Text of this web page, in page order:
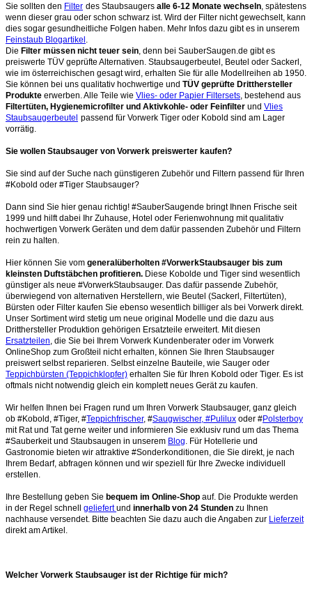
Sie sollten den Filter des Staubsaugers alle 6-12 Monate wechseln , spätestens
wenn dieser grau oder schon schwarz ist. Wird der Filter nicht gewechselt, kann
dies sogar gesundheitliche Folgen haben. Mehr Infos dazu gibt es in unserem
Feinstaub Blogartikel
Die Filter müssen nicht teuer sein , denn bei SauberSaugen.de gibt es
preiswerte TÜV geprüfte Alternativen. Staubsaugerbeutel, Beutel oder Sackerl,
wie im österreichischen gesagt wird, erhalten Sie für alle Modellreihen ab 1950.
Sie können bei uns qualitativ hochwertige und TÜV geprüfte Dritthersteller
Produkte erwerben. Alle Teile wie Vlies- oder Papier Filtersets , bestehend aus
Filtertüten, Hygienemicrofilter und Aktivkohle- oder Feinfilter und Vlies
Staubsaugerbeutel passend für Vorwerk Tiger oder Kobold sind am Lager
vorrätig.
Sie wollen Staubsauger von Vorwerk preiswerter kaufen?
Sie sind auf der Suche nach günstigeren Zubehör und Filtern passend für Ihren
#Kobold oder #Tiger Staubsauger?
Dann sind Sie hier genau richtig! #SauberSaugende bringt Ihnen Frische seit
1999 und hilft dabei Ihr Zuhause, Hotel oder Ferienwohnung mit qualitativ
hochwertigen Vorwerk Geräten und dem dafür passenden Zubehör und Filtern
rein zu halten.
Hier können Sie vom generalüberholten #VorwerkStaubsauger bis zum
kleinsten Duftstäbchen profitieren. Diese Kobolde und Tiger sind wesentlich
günstiger als neue #VorwerkStaubsauger. Das dafür passende Zubehör,
überwiegend von alternativen Herstellern, wie Beutel (Sackerl, Filtertüten),
Bürsten oder Filter kaufen Sie ebenso wesentlich billiger als bei Vorwerk direkt.
Unser Sortiment wird stetig um neue original Modelle und die dazu aus
Dritthersteller Produktion gehörigen Ersatzteile erweitert. Mit diesen
Ersatzteilen , die Sie bei Ihrem Vorwerk Kundenberater oder im Vorwerk
OnlineShop zum Großteil nicht erhalten, können Sie Ihren Staubsauger
preiswert selbst reparieren. Selbst einzelne Bauteile, wie Sauger oder
Teppichbürsten (Teppichklopfer) erhalten Sie für Ihren Kobold oder Tiger. Es ist
oftmals nicht notwendig gleich ein komplett neues Gerät zu kaufen.
Wir helfen Ihnen bei Fragen rund um Ihren Vorwerk Staubsauger, ganz gleich
ob #Kobold, #Tiger, #Teppichfrischer, #Saugwischer, #Pulilux oder #Polsterboy
mit Rat und Tat gerne weiter und informieren Sie exklusiv rund um das Thema
#Sauberkeit und Staubsaugen in unserem Blog . Für Hotellerie und
Gastronomie bieten wir attraktive #Sonderkonditionen, die Sie direkt, je nach
Ihrem Bedarf, abfragen können und wir speziell für Ihre Zwecke individuell
erstellen.
Ihre Bestellung geben Sie bequem im Online-Shop auf. Die Produkte werden
in der Regel schnell geliefertund innerhalb von 24 Stunden zu Ihnen
nachhause versendet. Bitte beachten Sie dazu auch die Angaben zur Lieferzeit
direkt am Artikel.
Welcher Vorwerk Staubsauger ist der Richtige für mich?